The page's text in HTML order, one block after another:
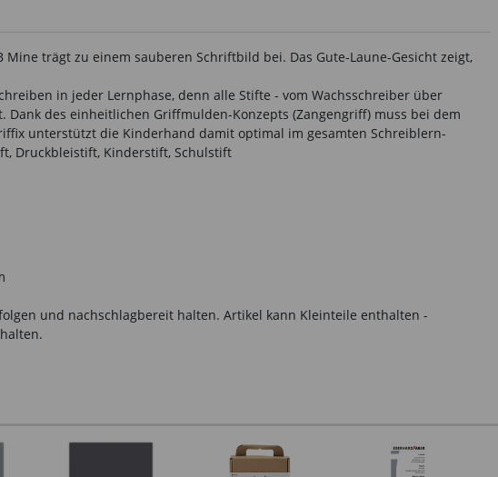
trägt zu einem sauberen Schriftbild bei. Das Gute-Laune-Gesicht zeigt,
in jeder Lernphase, denn alle Stifte - vom Wachsschreiber über
des einheitlichen Griffmulden-Konzepts (Zangengriff) muss bei dem
unterstützt die Kinderhand damit optimal im gesamten Schreiblern-
Druckbleistift, Kinderstift, Schulstift
und nachschlagbereit halten. Artikel kann Kleinteile enthalten -